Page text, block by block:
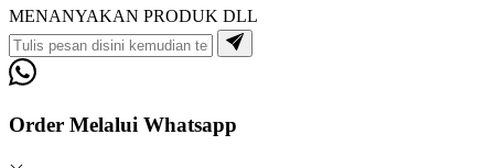
MENANYAKAN PRODUK DLL
Order Melalui Whatsapp